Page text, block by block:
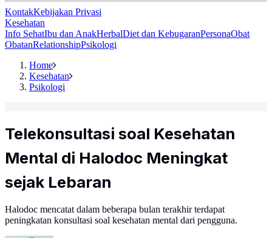
KontakKebijakan Privasi
Kesehatan
Info SehatIbu dan AnakHerbalDiet dan KebugaranPersonaObat
ObatanRelationshipPsikologi
Home
Kesehatan
Psikologi
Telekonsultasi soal Kesehatan
Mental di Halodoc Meningkat
sejak Lebaran
Halodoc mencatat dalam beberapa bulan terakhir terdapat
peningkatan konsultasi soal kesehatan mental dari pengguna.